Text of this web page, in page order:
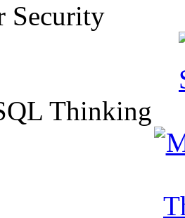
Security
Thinking